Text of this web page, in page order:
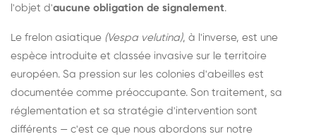
l'objet d'aucune obligation de signalement.
Le frelon asiatique (Vespa velutina), à l'inverse, est une
espèce introduite et classée invasive sur le territoire
européen. Sa pression sur les colonies d'abeilles est
documentée comme préoccupante. Son traitement, sa
réglementation et sa stratégie d'intervention sont
différents — c'est ce que nous abordons sur notre